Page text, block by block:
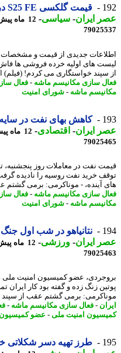
قیمت گلکسی S25 FE در آمریکا
ایران- سیاسی-12 ماه پیش - پنجشنبه 6 شهریور 1404، 13:05
های اولیه خرده فروشی ها فاش
خواستگاری می کردم! (فیلم)
سازی مکانیسم ماشه-فعال سازی-
ماشه-شورای امنیت
کاهش بهای نفت در سایه
ایران- اقتصادی-12 ماه پیش - پنجشنبه 6 شهریور 1404، 13:00
نفت در معاملات روز پنجشنبه،
خرید نفت روسیه را نادیده گرفت و
آینده، - موناکرمی: برمی گشتم عقب
سازی مکانیسم ماشه-فعال سازی-
ماشه-شورای امنیت
نتانیاهو در شب اول جنگ 12 روزه به پوتین چه گفت؟ (فیلم)
ایران- ورزشی-12 ماه پیش - پنجشنبه 6 شهریور 1404، 13:00
عضو کمیسیون امنیت ملی
زنگ زده و گفته بود کار ایران تمام
برمی گشتم عقب از سپند
- فعال سازی مکانیسم ماشه-فعال
امنیت ملی -عضو کمیسیون
طرز تهیه دسر شکلاتی